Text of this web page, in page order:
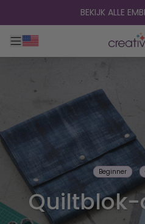
naar inhoud gaanBEKIJK ALLE
Toggle hoofdnavigatie
Beginner